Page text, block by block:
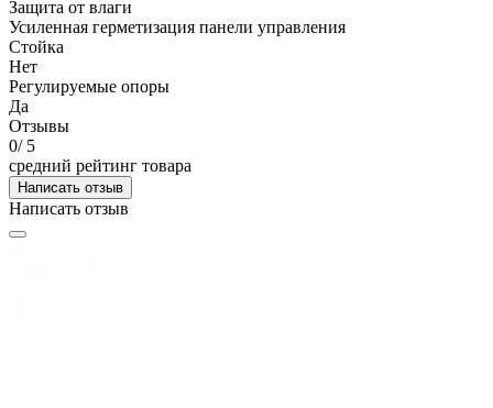
Защита от влаги
Усиленная герметизация панели управления
Стойка
Нет
Регулируемые опоры
Да
Отзывы
0/ 5
средний рейтинг товара
Написать отзыв
Написать отзыв